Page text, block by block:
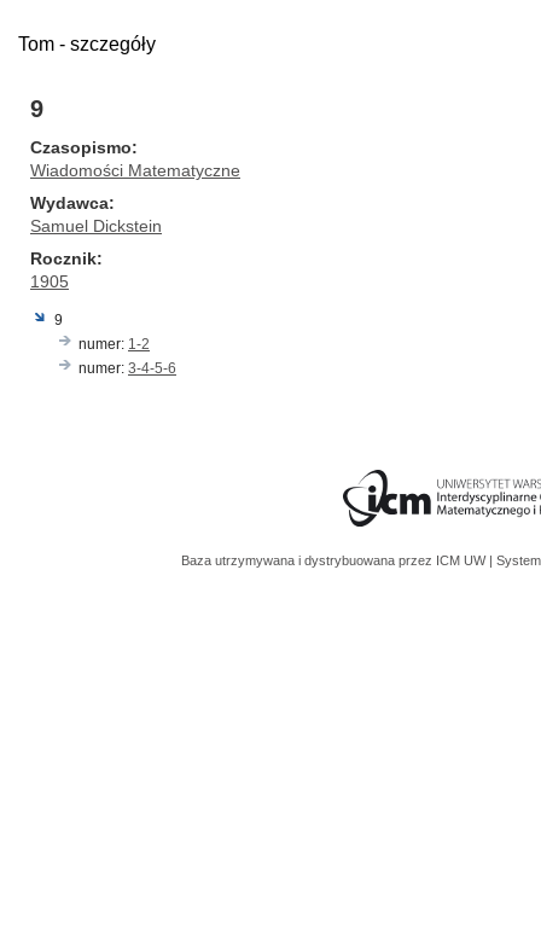
Tom - szczegóły
9
Czasopismo
Wiadomości Matematyczne
Wydawca
Samuel Dickstein
Rocznik
1905
9
numer: 1-2
numer: 3-4-5-6
Baza utrzymywana i dystrybuowana przez ICM UW |